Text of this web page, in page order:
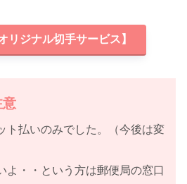
リジナル切手サービス】
意
ト払いのみでした。（今後は変
よ・・という方は郵便局の窓口